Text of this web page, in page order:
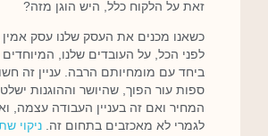
זאת על הלקוח כלל, היש הוגן מזה?
כשאנו מכנים את העסק שלנו עסק אמין
לפני הכל, על העובדים שלנו,
ביחד עם מומחיותם הרבה. עניין זה
ספות עור הפוך, שהיושר וההוגנות
המחיר ואם זה בעניין העבודה עצמה,
לגמרי לא מאכזבים בתחום זה. ניקוי